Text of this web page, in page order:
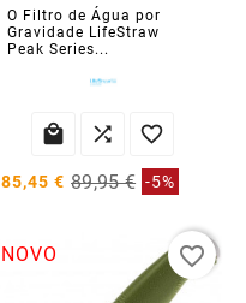
O Filtro de Água por
Gravidade LifeStraw
Peak Series...
  
85,45 € 89,95 € -5%
NOVO favorite_border